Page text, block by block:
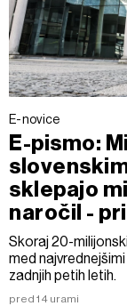
E-novice
E-pismo:
sklepajo
naročil -
Skoraj 20-
med
zadnjih petih letih.
pred 14 urami